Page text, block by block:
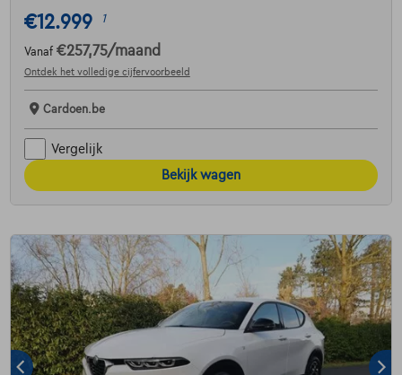
€12.999 1
Vanaf €257,75/maand
Ontdek het volledige cijfervoorbeeld
Cardoen.be
Vergelijk
Bekijk wagen